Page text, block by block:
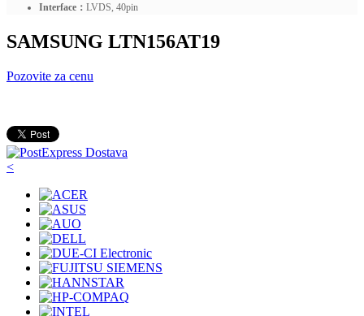
Interface： LVDS, 40pin
SAMSUNG LTN156AT19
Pozovite za cenu
<